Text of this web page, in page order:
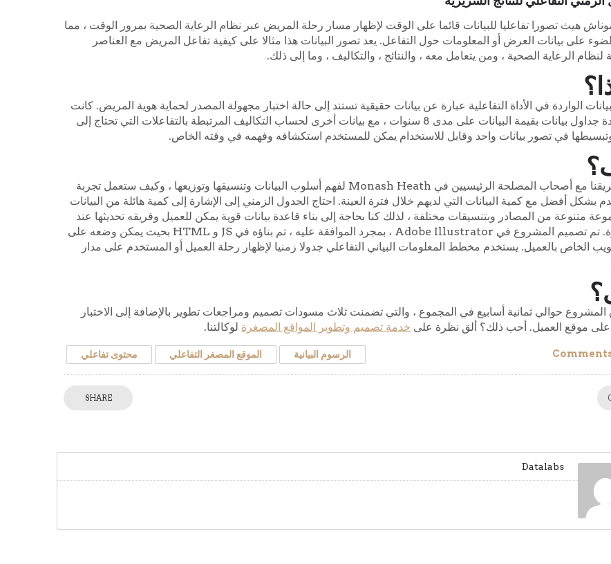
هيث تصورا تفاعليا للبيانات قائما على الوقت لإظهار مسار رحلة المريض عبر نظام الرعاية الصحية بمرور الوقت ، مما
على بيانات العرض أو المعلومات حول التفاعل. يعد تصور البيانات هذا مثالا على كيفية تفاعل المريض مع العناصر
لنظام الرعاية الصحية ، ومن يتعامل معه ، والنتائج ، والتكاليف ، وما إلى ذلك.
الواردة في الأداة التفاعلية عبارة عن بيانات حقيقية تستند إلى حالة اختبار مجهولة المصدر لحماية هوية المريض. كانت
هناك عدة جداول بيانات بقيمة البيانات على مدى 8 سنوات ، مع بيانات أخرى لحساب التكاليف المرتبطة بالتفاعلات التي تحتاج إلى
في تصور بيانات واحد وقابل للاستخدام يمكن للمستخدم استكشافه وفهمه في وقته الخاص.
التقى فريقنا مع أصحاب المصلحة الرئيسيين في Monash Heath لفهم أسلوب البيانات وتنسيقها وتوزيعها ، وكيف ستعمل تجربة
بشكل أفضل مع كمية البيانات التي لديهم خلال فترة العينة. احتاج الجدول الزمني إلى الإشارة إلى كمية هائلة من البيانات
متنوعة من المصادر وبتنسيقات مختلفة ، لذلك كنا بحاجة إلى بناء قاعدة بيانات قوية يمكن للعميل وفريقه تحديثها عند
الضرورة. تم تصميم المشروع في Adobe Illustrator ، بمجرد الموافقة عليه ، تم بناؤه في JS و HTML بحيث يمكن وضعه على
الخاص بالعميل. يستخدم مخطط المعلومات البياني التفاعلي جدولا زمنيا لإظهار رحلة العميل أو المستخدم على مدار
حوالي ثمانية أسابيع في المجموع ، والتي تضمنت ثلاث مسودات تصميم ومراجعات تطوير بالإضافة إلى الاختبار
على موقع العميل. أحب ذلك؟ ألق نظرة على خدمة تصميم وتطوير المواقع المصغرة لوكالتنا.
الرسوم البيانية الموقع المصغر التفاعلي محتوى تفاعلي
SHARE
Datalabs